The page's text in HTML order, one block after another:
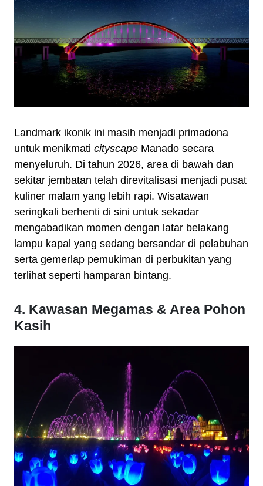
Landmark ikonik ini masih menjadi primadona
untuk menikmati cityscape Manado secara
menyeluruh. Di tahun 2026, area di bawah dan
sekitar jembatan telah direvitalisasi menjadi pusat
kuliner malam yang lebih rapi. Wisatawan
seringkali berhenti di sini untuk sekadar
mengabadikan momen dengan latar belakang
lampu kapal yang sedang bersandar di pelabuhan
serta gemerlap pemukiman di perbukitan yang
terlihat seperti hamparan bintang.
4. Kawasan Megamas & Area Pohon
Kasih